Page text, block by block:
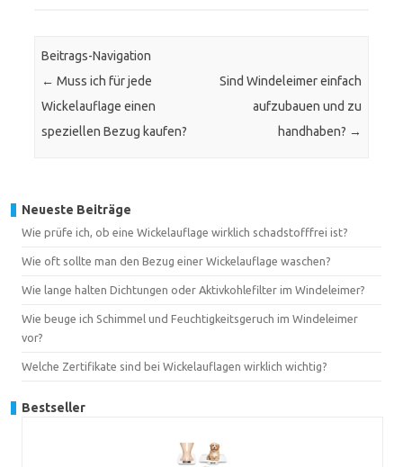
Beitrags-Navigation
← Muss ich für jede
Wickelauflage einen
speziellen Bezug kaufen?
Sind Windeleimer einfach
aufzubauen und zu
handhaben? →
Neueste Beiträge
Wie prüfe ich, ob eine Wickelauflage wirklich schadstofffrei ist?
Wie oft sollte man den Bezug einer Wickelauflage waschen?
Wie lange halten Dichtungen oder Aktivkohlefilter im Windeleimer?
Wie beuge ich Schimmel und Feuchtigkeitsgeruch im Windeleimer
vor?
Welche Zertifikate sind bei Wickelauflagen wirklich wichtig?
Bestseller